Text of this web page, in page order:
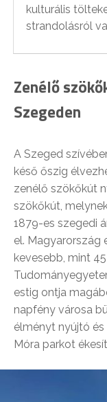
kulturális
strandolásról
Zenélő
Szegeden
A Szeged
késő őszig
zenélő szökőkút
szökőkút,
1879-es szegedi
el. Magyarország
kevesebb, mint
estig ontja
napfény városa
élményt nyújtó
Móra parkot